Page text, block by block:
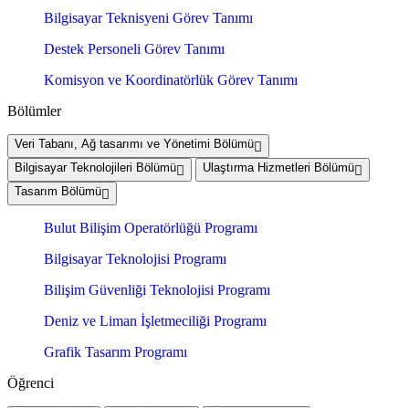
Bilgisayar Teknisyeni Görev Tanımı
Destek Personeli Görev Tanımı
Komisyon ve Koordinatörlük Görev Tanımı
Bölümler
Veri Tabanı, Ağ tasarımı ve Yönetimi Bölümü
Bilgisayar Teknolojileri Bölümü
Ulaştırma Hizmetleri Bölümü
Tasarım Bölümü
Bulut Bilişim Operatörlüğü Programı
Bilgisayar Teknolojisi Programı
Bilişim Güvenliği Teknolojisi Programı
Deniz ve Liman İşletmeciliği Programı
Grafik Tasarım Programı
Öğrenci